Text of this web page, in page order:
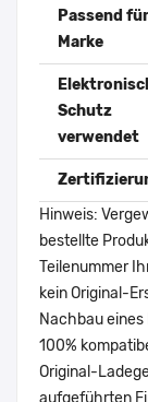
Passend für
Marke
Schutz
verwendet
Hinweis:
bestellte
Teilenummer
kein Original-
Nachbau
100%
Original-